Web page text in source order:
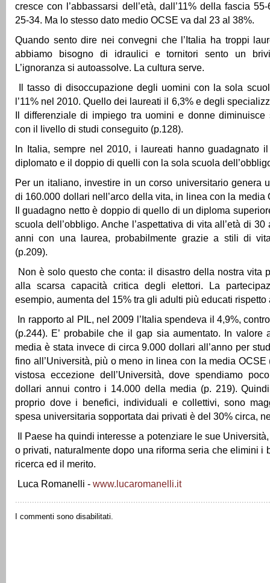
cresce con l’abbassarsi dell’età, dall’11% della fascia
25-34. Ma lo stesso dato medio OCSE va dal 23 al 38%.
Quando sento dire nei convegni che l’Italia ha troppi
abbiamo bisogno di idraulici e tornitori sento un
L’ignoranza si autoassolve. La cultura serve.
Il tasso di disoccupazione degli uomini con la sola
l’11% nel 2010. Quello dei laureati il 6,3% e degli
Il differenziale di impiego tra uomini e donne diminuisce
con il livello di studi conseguito (p.128).
In Italia, sempre nel 2010, i laureati hanno guadagnato
diplomato e il doppio di quelli con la sola scuola
Per un italiano, investire in un corso universitario genera
di 160.000 dollari nell’arco della vita, in linea con la media
Il guadagno netto è doppio di quello di un diploma
scuola dell’obbligo. Anche l’aspettativa di vita all’età di
anni con una laurea, probabilmente grazie a stili di
(p.209).
Non è solo questo che conta: il disastro della nostra vita
alla scarsa capacità critica degli elettori. La
esempio, aumenta del 15% tra gli adulti più educati rispetto
In rapporto al PIL, nel 2009 l’Italia spendeva il 4,9%,
(p.244). E’ probabile che il gap sia aumentato. In valore
media è stata invece di circa 9.000 dollari all’anno per
fino all’Università, più o meno in linea con la media OCSE
vistosa eccezione dell’Università, dove spendiamo
dollari annui contro i 14.000 della media (p. 219).
proprio dove i benefici, individuali e collettivi, sono
spesa universitaria sopportata dai privati è del 30% circa,
Il Paese ha quindi interesse a potenziare le sue
o privati, naturalmente dopo una riforma seria che elimini i
ricerca ed il merito.
Luca Romanelli - www.lucaromanelli.it
I commenti sono disabilitati.